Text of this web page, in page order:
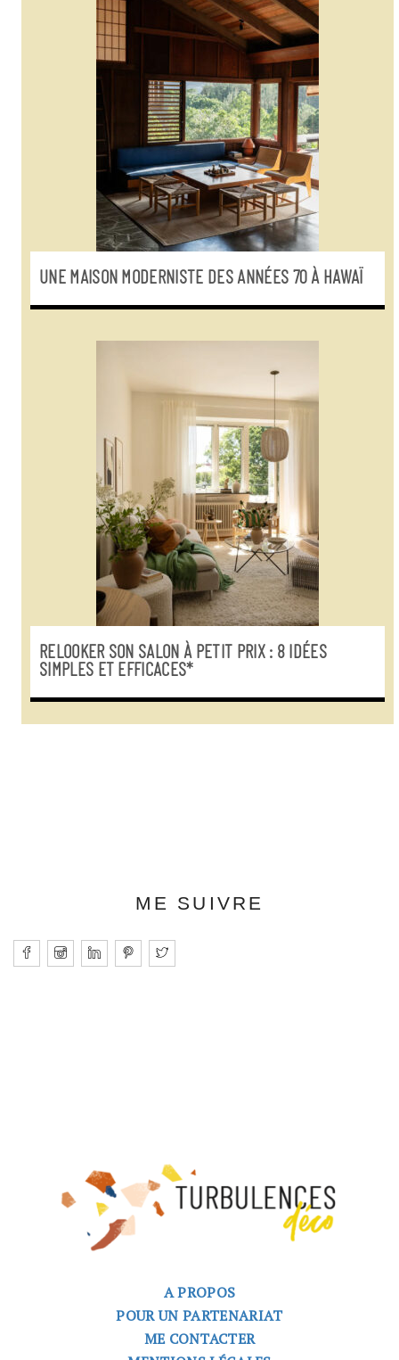
UNE MAISON MODERNISTE DES ANNÉES 70 À HAWAÏ
RELOOKER SON SALON À PETIT PRIX : 8 IDÉES
SIMPLES ET EFFICACES*
ME SUIVRE
A PROPOS
POUR UN PARTENARIAT
ME CONTACTER